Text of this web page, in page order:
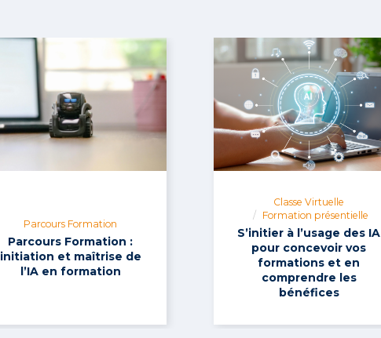
Parcours Formation
Parcours Formation :
initiation et maîtrise de
l’IA en formation
Classe Virtuelle
Formation présentielle
S’initier à l’usage des IA
pour concevoir vos
formations et en
comprendre les
bénéfices